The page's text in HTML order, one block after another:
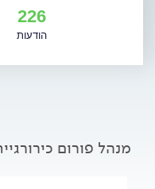
משפטיות (כמו חוות דעת
מחוץ למוסד. לכניסה
226
הודעות
מנהל פורום